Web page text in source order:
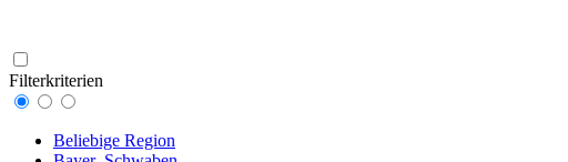
Filterkriterien
Beliebige Region